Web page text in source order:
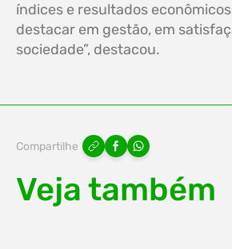
índices e resultados
destacar em gestão, em
sociedade”, destacou.
Compartilhe
Veja também